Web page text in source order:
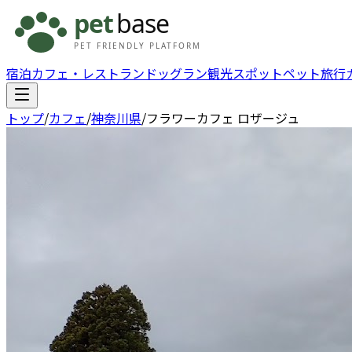
宿泊カフェ・レストラン ドッグラン観光スポットペット旅行
トップ/カフェ/神奈川県/フラワーカフェ ロザージュ